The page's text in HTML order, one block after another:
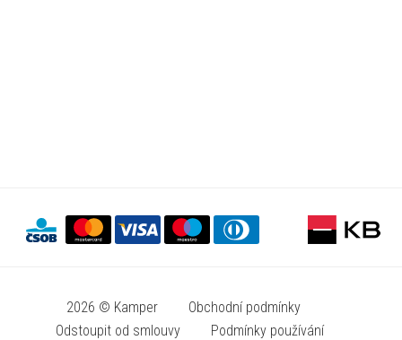
2026 © Kamper
Obchodní podmínky
Odstoupit od smlouvy
Podmínky používání